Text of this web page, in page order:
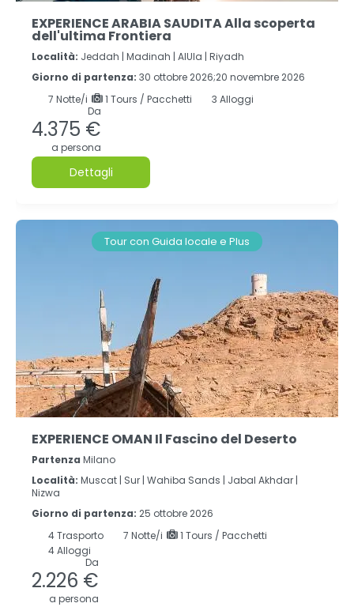
EXPERIENCE ARABIA SAUDITA Alla scoperta
dell'ultima Frontiera
Località: Jeddah | Madinah | AlUla | Riyadh
Giorno di partenza: 30 ottobre 2026;20 novembre 2026
7 Notte/i 1 Tours / Pacchetti
3 Alloggi
Da
4.375 €
a persona
Dettagli
Tour con Guida locale e Plus
EXPERIENCE OMAN Il Fascino del Deserto
Partenza Milano
Località: Muscat | Sur | Wahiba Sands | Jabal Akhdar |
Nizwa
Giorno di partenza: 25 ottobre 2026
4Trasporto 7 Notte/i
1 Tours / Pacchetti
4 Alloggi
Da
2.226 €
a persona